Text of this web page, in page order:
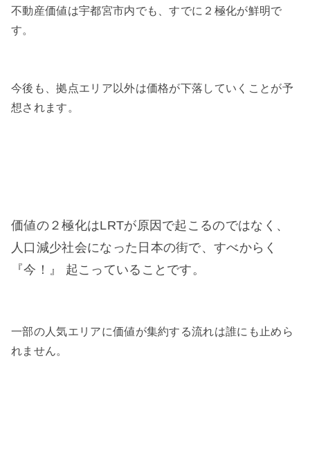
不動産価値は宇都宮市内でも、すでに２極化が鮮明で
す。
今後も、拠点エリア以外は価格が下落していくことが予
想されます。
価値の２極化はLRTが原因で起こるのではなく、
人口減少社会になった日本の街で、すべからく
『今！』 起こっていることです。
一部の人気エリアに価値が集約する流れは誰にも止めら
れません。